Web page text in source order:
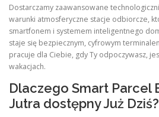
Dostarczamy zaawansowane
warunki atmosferyczne stacje odbiorcze,
smartfonem i systemem inteligentnego
staje się bezpiecznym, cyfrowym
pracuje dla Ciebie, gdy Ty odpoczywasz,
wakacjach.
Dlaczego Smart Parcel
Jutra dostępny Już Dziś?